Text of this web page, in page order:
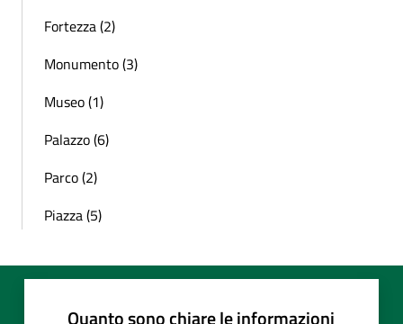
Fortezza (2)
Monumento (3)
Museo (1)
Palazzo (6)
Parco (2)
Piazza (5)
Quanto sono chiare le informazioni